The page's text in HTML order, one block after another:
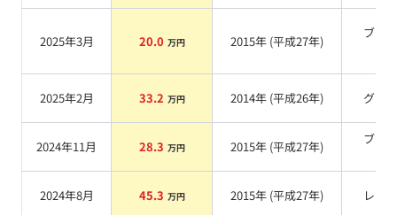
2025年3月 20.0 万円 2015年 (平成27年)
ブラ
2025年2月 33.2 万円 2014年 (平成26年) グレー
2024年11月 28.3 万円 2015年 (平成27年)
ブラ
2024年8月 45.3 万円 2015年 (平成27年) レッド